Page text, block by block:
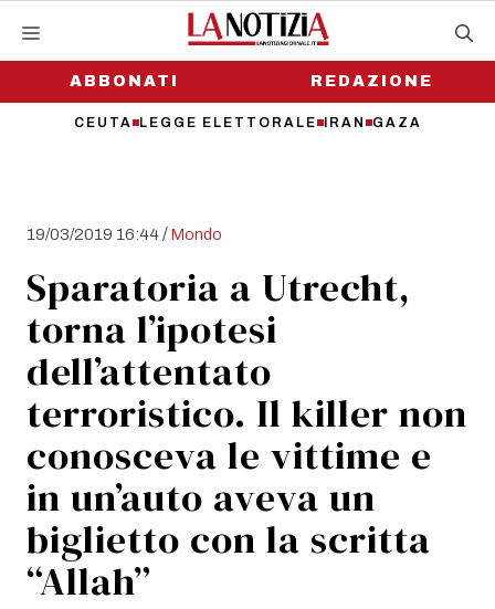
contenutoABBONATI
CEUTA LEGGE ELETTORALE IRAN GAZA
REDAZIONE
19/03/2019 16:44/Mondo
Sparatoria a Utrecht,
torna l’ipotesi
dell’attentato
terroristico. Il killer non
conosceva le vittime e
in un’auto aveva un
biglietto con la scritta
“Allah”